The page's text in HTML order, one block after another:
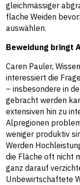
gleichmässiger
flache Weiden
auswählen.
Beweidung bringt
Caren Pauler,
interessiert die
– insbesondere in
gebracht werden
extensiven hin zu
Alpregionen
weniger produktiv
Werden
die Fläche oft nicht
ganz darauf
Unbewirtschaftete